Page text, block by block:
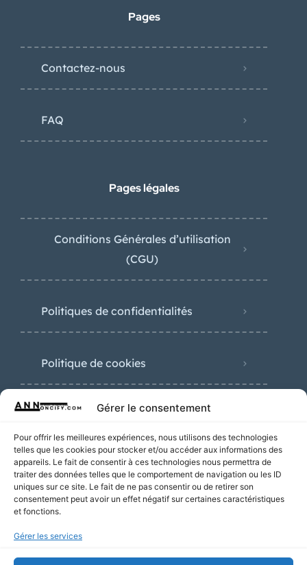
Gérer le consentement
Pour offrir les meilleures expériences, nous utilisons des technologies
telles que les cookies pour stocker et/ou accéder aux informations des
appareils. Le fait de consentir à ces technologies nous permettra de
traiter des données telles que le comportement de navigation ou les ID
uniques sur ce site. Le fait de ne pas consentir ou de retirer son
consentement peut avoir un effet négatif sur certaines caractéristiques
et fonctions.
Gérer les services
Pages
Contactez-nous
FAQ
Pages légales
Conditions Générales d’utilisation
(CGU)
Politiques de confidentialités
Politique de cookies
Nouvelles annonces
Plombier Lyon